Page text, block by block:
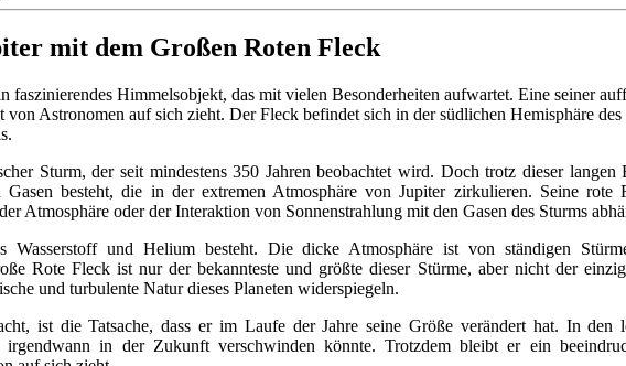
mit dem Großen Roten Fleck
faszinierendes Himmelsobjekt, das mit vielen Besonderheiten aufwartet. Eine seiner
Astronomen auf sich zieht. Der Fleck befindet sich in der südlichen Hemisphäre des
Sturm, der seit mindestens 350 Jahren beobachtet wird. Doch trotz dieser
Gasen besteht, die in der extremen Atmosphäre von Jupiter zirkulieren. Seine
Atmosphäre oder der Interaktion von Sonnenstrahlung mit den Gasen des Sturms
Wasserstoff und Helium besteht. Die dicke Atmosphäre ist von ständigen
Rote Fleck ist nur der bekannteste und größte dieser Stürme, aber nicht der
und turbulente Natur dieses Planeten widerspiegeln.
ist die Tatsache, dass er im Laufe der Jahre seine Größe verändert hat. In
in der Zukunft verschwinden könnte. Trotzdem bleibt er ein